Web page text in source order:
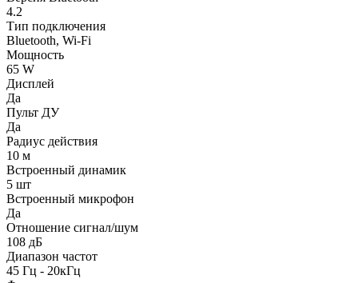
4.2
Тип подключения
Bluetooth, Wi-Fi
Мощность
65 W
Дисплей
Да
Пульт ДУ
Да
Радиус действия
10 м
Встроенный динамик
5 шт
Встроенный микрофон
Да
Отношение сигнал/шум
108 дБ
Диапазон частот
45 Гц - 20кГц